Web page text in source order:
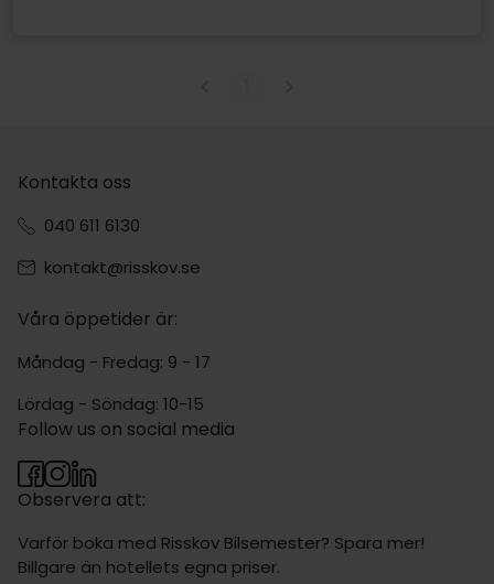
Kontakta oss
040 611 6130
kontakt@risskov.se
Våra öppetider är:
Måndag - Fredag: 9 - 17
Lördag - Söndag: 10-15
Observera att:
Varför boka med Risskov Bilsemester? Spara mer!
Billgare än hotellets egna priser.
Follow us on social media